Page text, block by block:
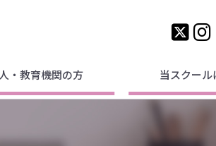
・教育機関の方 当スクール